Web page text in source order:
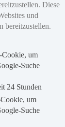
Diese
und
bereitzustellen.
um
Suche
24 Stunden
um
Suche